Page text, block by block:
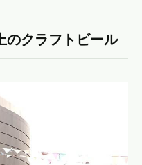
のクラフトビール